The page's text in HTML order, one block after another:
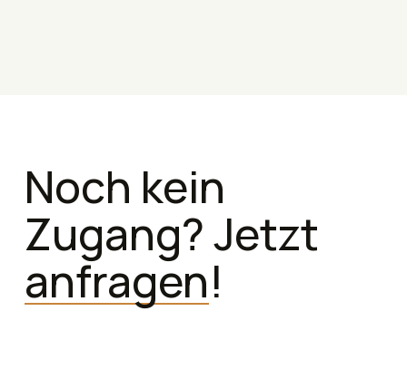
Noch kein
Zugang? Jetzt
anfragen!